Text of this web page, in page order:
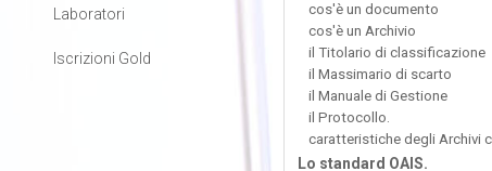
cos'è un documento
cos'è un Archivio
il Titolario di classificazione
il Massimario di scarto
il Manuale di Gestione
il Protocollo.
caratteristiche degli Archivi
Lo standard OAIS.
Laboratori
Iscrizioni Gold